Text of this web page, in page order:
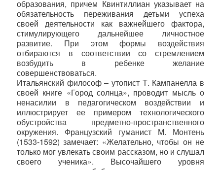
образования, причем Квинтиллиан указывает на
обязательность переживания детьми успеха
своей деятельности как важнейшего фактора,
стимулирующего дальнейшее личностное
развитие. При этом формы воздействия
отбираются в соответствии со стремлением
возбудить в ребенке желание
совершенствоваться.
Итальянский философ – утопист Т. Кампанелла в
своей книге «Город солнца», проводит мысль о
ненасилии в педагогическом воздействии и
иллюстрирует ее примером технологического
обустройства предметно-пространственного
окружения. Французский гуманист М. Монтень
(1533-1592) замечает: «Желательно, чтобы он не
только мог увлекать своим рассказом, но и слушал
своего ученика». Высочайшего уровня